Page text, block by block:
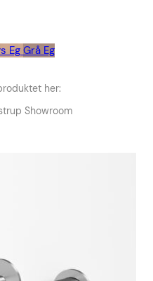
Eg Grå Eg
her:
Showroom